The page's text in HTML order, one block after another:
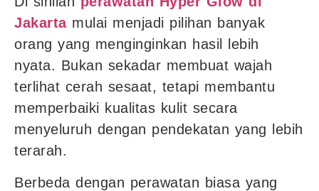
Jakartamulai menjadi pilihan banyak
orang yang menginginkan hasil lebih
nyata. Bukan sekadar membuat wajah
terlihat cerah sesaat, tetapi membantu
memperbaiki kualitas kulit secara
menyeluruh dengan pendekatan yang lebih
terarah.
Berbeda dengan perawatan biasa yang